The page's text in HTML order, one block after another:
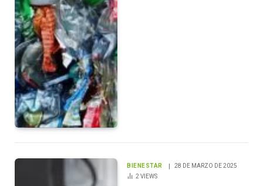
BIENESTAR
28 DE MARZO DE 2025
2VIEWS